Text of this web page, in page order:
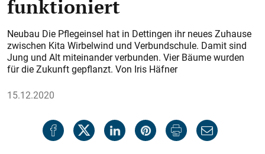
funktioniert
Neubau Die Pflegeinsel hat in Dettingen ihr neues Zuhause
zwischen Kita Wirbelwind und Verbundschule. Damit sind
Jung und Alt miteinander verbunden. Vier Bäume wurden
für die Zukunft gepflanzt. Von Iris Häfner
15.12.2020